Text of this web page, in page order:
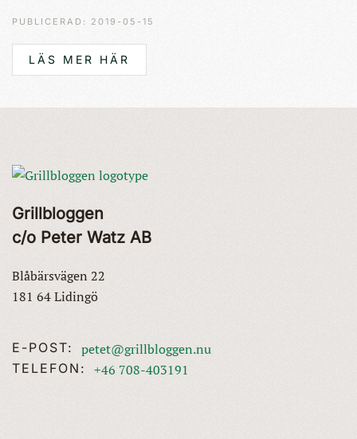
PUBLICERAD: 2019-05-15
LÄS MER HÄR
Grillbloggen
c/o Peter Watz AB
Blåbärsvägen 22
181 64 Lidingö
E-POST: petet@grillbloggen.nu
TELEFON: +46 708-403191